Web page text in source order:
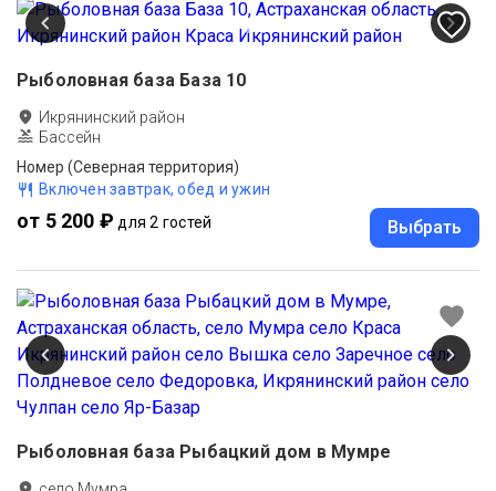
Рыболовная база База 10
Икрянинский район
Бассейн
Номер (Северная территория)
Включен завтрак, обед и ужин
от 5 200 ₽ для 2 гостей Выбрать
Рыболовная база Рыбацкий дом в Мумре